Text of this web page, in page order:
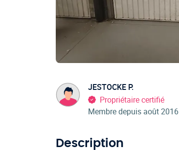
JESTOCKE P.
Propriétaire certifié
Membre depuis août 2016
Description